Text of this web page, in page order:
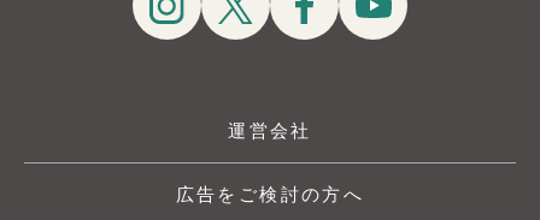
運営会社
広告をご検討の方へ